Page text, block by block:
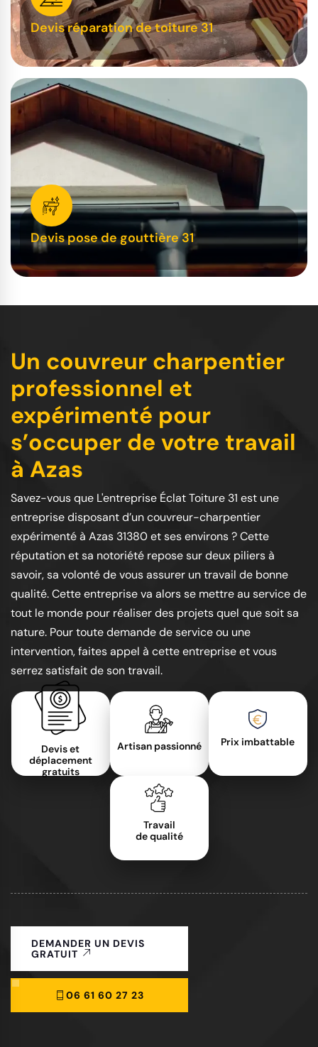
Devis réparation de toiture 31
Devis pose de gouttière 31
Un couvreur charpentier
professionnel et
expérimenté pour
s’occuper de votre travail
à Azas
Savez-vous que L'entreprise Éclat Toiture 31 est une
entreprise disposant d’un couvreur-charpentier
expérimenté à Azas 31380 et ses environs ? Cette
réputation et sa notoriété repose sur deux piliers à
savoir, sa volonté de vous assurer un travail de bonne
qualité. Cette entreprise va alors se mettre au service de
tout le monde pour réaliser des projets quel que soit sa
nature. Pour toute demande de service ou une
intervention, faites appel à cette entreprise et vous
serrez satisfait de son travail.
Devis et
déplacement
gratuits
Artisan passionné Prix imbattable
Travail
de qualité
DEMANDER UN DEVIS
GRATUIT
06 61 60 27 23